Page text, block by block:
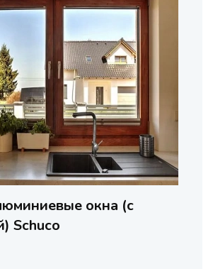
окна (с
Schuco